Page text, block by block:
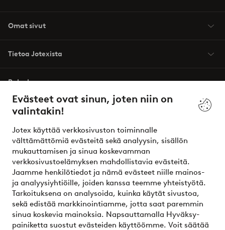
Evästeet ovat sinun, joten niin on
valintakin!
Jotex käyttää verkkosivuston toiminnalle
välttämättömiä evästeitä sekä analyysin, sisällön
mukauttamisen ja sinua koskevamman
verkkosivustoelämyksen mahdollistavia evästeitä.
Jaamme henkilötiedot ja nämä evästeet niille mainos-
ja analyysiyhtiöille, joiden kanssa teemme yhteistyötä.
Tarkoituksena on analysoida, kuinka käytät sivustoa,
sekä edistää markkinointiamme, jotta saat paremmin
sinua koskevia mainoksia. Napsauttamalla Hyväksy-
painiketta suostut evästeiden käyttöömme. Voit säätää
Omat sivut
Tietoa Jotexista
Palvelumme
Ehdot
Ystävät
Turvalliset maksut – maksa nyt tai erissä
Haluatko tietää lisää maksuvaihtoehdoistamme?
elpy